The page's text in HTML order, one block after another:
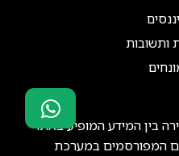
ותשובות
בין המידע המופיע באתר
המפורסמים במערכת